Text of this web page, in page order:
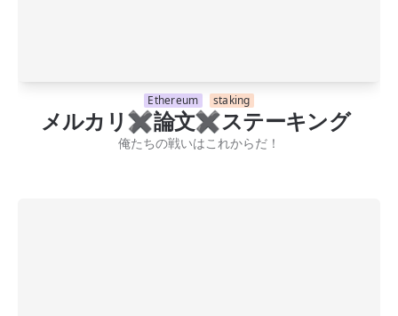
Ethereum staking
メルカリ✖️論文✖️ステーキング
俺たちの戦いはこれからだ！